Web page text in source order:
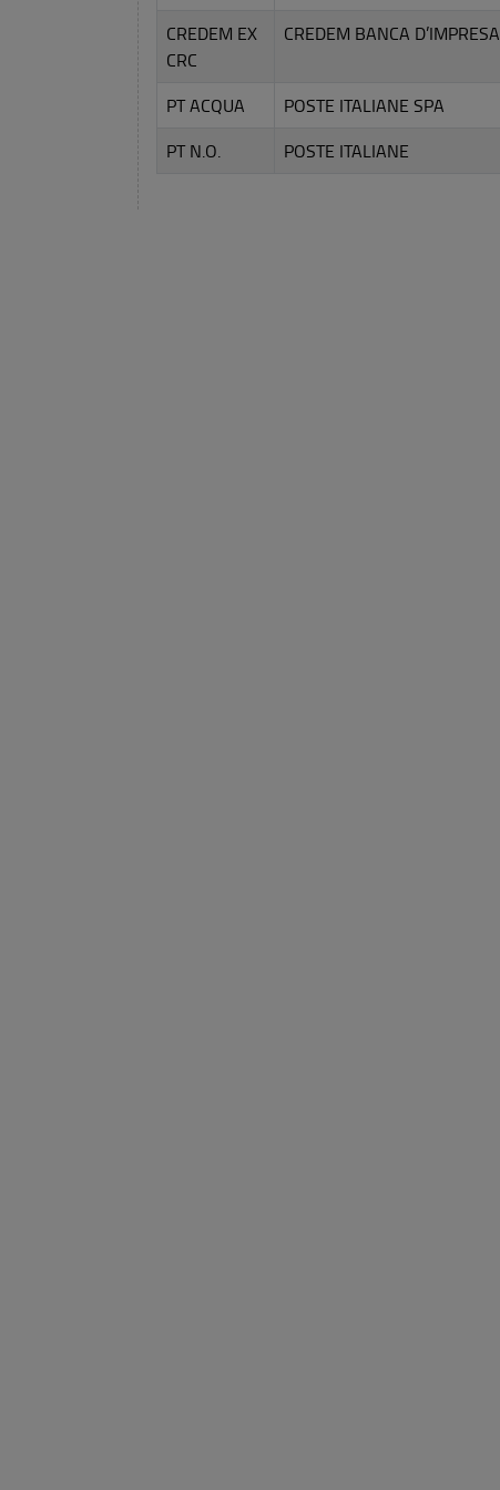
CREDEM EX
CRC
CREDEM BANCA D’IMPRESA
PT ACQUA POSTE ITALIANE SPA
PT N.O.
POSTE ITALIANE